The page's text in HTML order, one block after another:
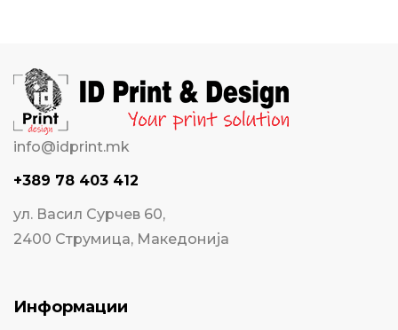
info@idprint.mk
+389 78 403 412
ул. Васил Сурчев 60,
2400 Струмица, Македонија
Информации